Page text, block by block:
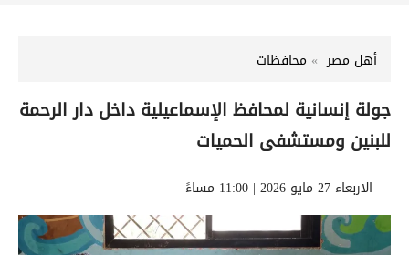
أهل مصر محافظات
جولة إنسانية لمحافظ الإسماعيلية داخل دار الرحمة
للبنين ومستشفى الحميات
الاربعاء 27 مايو 2026 | 11:00 مساءً